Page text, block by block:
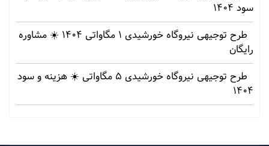
سود 1404
طرح توجیهی نیروگاه خورشیدی 1 مگاواتی 1404 ☀️ مشاوره
رایگان
طرح توجیهی نیروگاه خورشیدی 5 مگاواتی ☀️ هزینه‌ و سود
1404